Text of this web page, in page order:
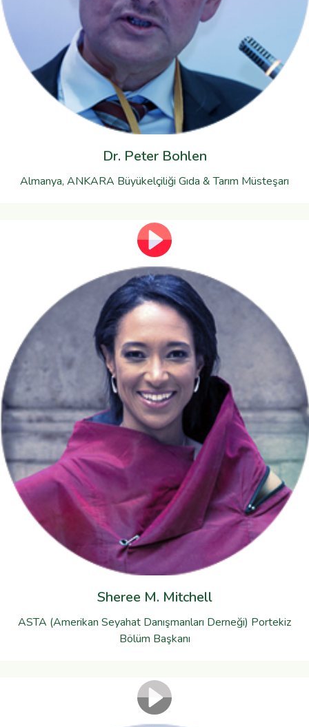
Dr. Peter Bohlen
Almanya, ANKARA Büyükelçiliği Gıda & Tarım Müsteşarı
Sheree M. Mitchell
ASTA (Amerikan Seyahat Danışmanları Derneği) Portekiz
Bölüm Başkanı